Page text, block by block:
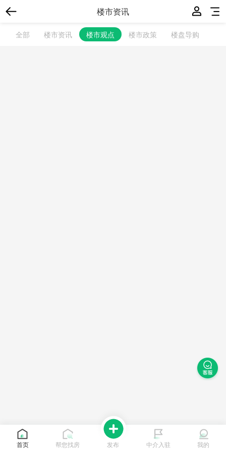
楼市资讯
全部 楼市资讯 楼市观点 楼市政策 楼盘导购
首页 帮您找房 发布 中介入驻 我的